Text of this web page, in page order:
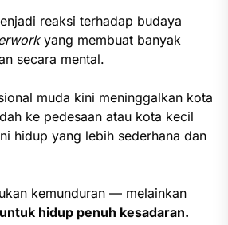
reaksi terhadap budaya
yang membuat banyak
secara mental.
muda kini meninggalkan kota
ke pedesaan atau kota kecil
hidup yang lebih sederhana dan
kemunduran — melainkan
hidup penuh kesadaran.